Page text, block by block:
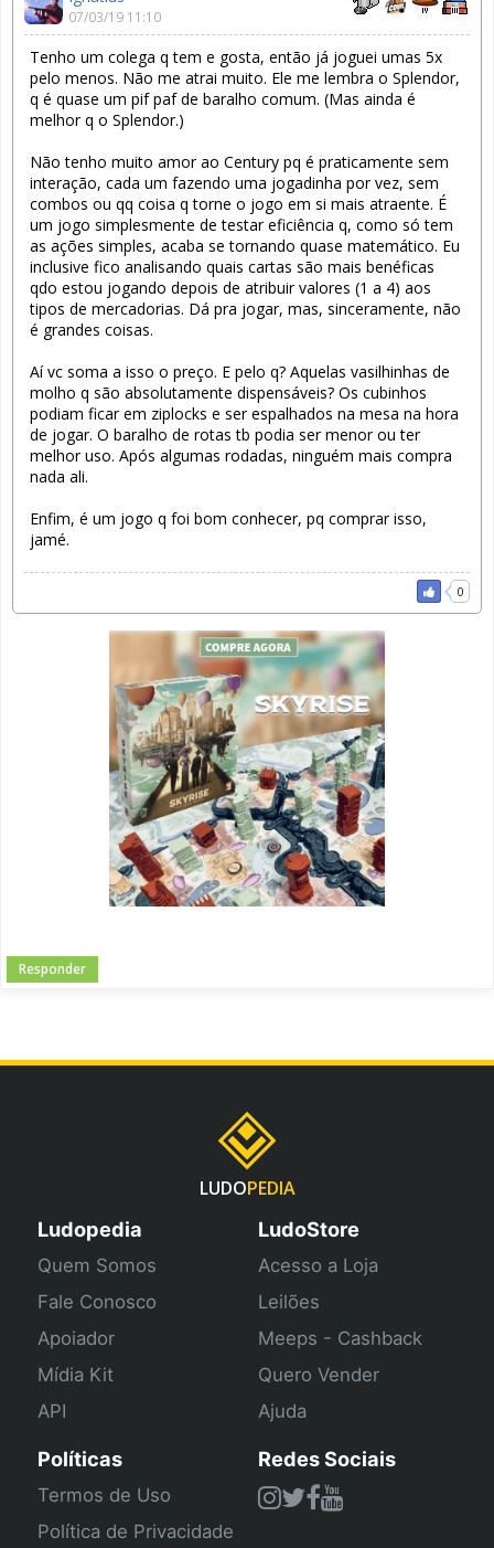
07/03/19 11:10
Tenho um colega q tem e gosta, então já joguei umas 5x
pelo menos. Não me atrai muito. Ele me lembra o Splendor,
q é quase um pif paf de baralho comum. (Mas ainda é
melhor q o Splendor.)
Não tenho muito amor ao Century pq é praticamente sem
interação, cada um fazendo uma jogadinha por vez, sem
combos ou qq coisa q torne o jogo em si mais atraente. É
um jogo simplesmente de testar eficiência q, como só tem
as ações simples, acaba se tornando quase matemático. Eu
inclusive fico analisando quais cartas são mais benéficas
qdo estou jogando depois de atribuir valores (1 a 4) aos
tipos de mercadorias. Dá pra jogar, mas, sinceramente, não
é grandes coisas.
Aí vc soma a isso o preço. E pelo q? Aquelas vasilhinhas de
molho q são absolutamente dispensáveis? Os cubinhos
podiam ficar em ziplocks e ser espalhados na mesa na hora
de jogar. O baralho de rotas tb podia ser menor ou ter
melhor uso. Após algumas rodadas, ninguém mais compra
nada ali.
Enfim, é um jogo q foi bom conhecer, pq comprar isso,
jamé.
0
Responder
LUDOPEDIA
Ludopedia
Quem Somos
Fale Conosco
Apoiador
Mídia Kit
API
LudoStore
Acesso a Loja
Leilões
Meeps - Cashback
Quero Vender
Ajuda
Políticas
Termos de Uso
Política de Privacidade
Redes Sociais